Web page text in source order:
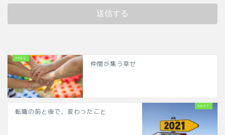
仲間が集う幸せ
転職の前と後で、変わったこと